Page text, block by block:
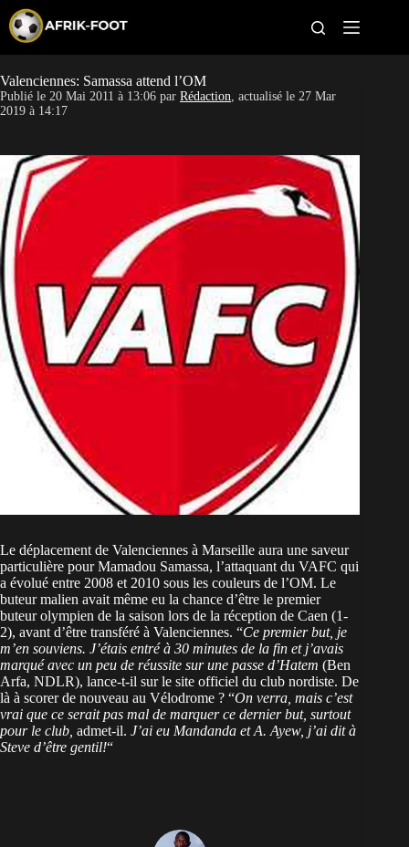
p
t
o
c
t
CAN féminine
Clubs
Paris sportifs
Valenciennes: Samassa attend l’OM
Publié le 20 Mai 2011 à 13:06 par Rédaction, actualisé le 27 Mar
2019 à 14:17
Le déplacement de Valenciennes à Marseille aura une saveur
particulière pour Mamadou Samassa, l’attaquant du VAFC qui
a évolué entre 2008 et 2010 sous les couleurs de l’OM. Le
buteur malien avait même eu la chance d’être le premier
buteur olympien de la saison lors de la réception de Caen (1-
2), avant d’être transféré à Valenciennes. “Ce premier but, je
m’en souviens. J’étais entré à 30 minutes de la fin et j’avais
marqué avec un peu de réussite sur une passe d’Hatem (Ben
Arfa, NDLR), lance-t-il sur le site officiel du club nordiste. De
là à scorer de nouveau au Vélodrome ? “On verra, mais c’est
vrai que ce serait pas mal de marquer ce dernier but, surtout
pour le club, admet-il. J’ai eu Mandanda et A. Ayew, j’ai dit à
Steve d’être gentil!“